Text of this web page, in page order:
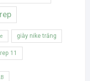
giày nike trắng
11